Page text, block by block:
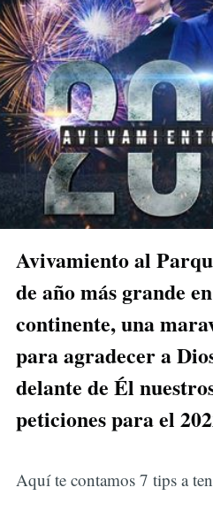
Avivamiento al
de año más grande
continente, una
para agradecer a
delante de Él
peticiones para el
Aquí te contamos 7 tips a